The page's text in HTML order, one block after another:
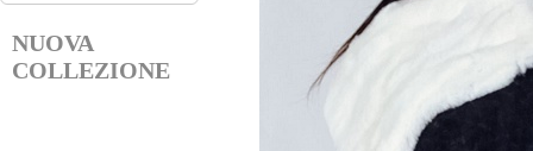
NUOVA
COLLEZIONE